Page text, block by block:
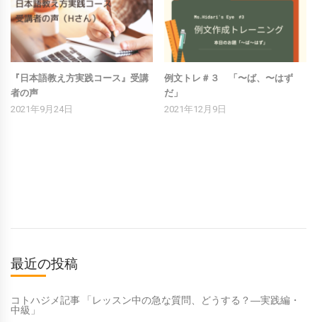
『日本語教え方実践コース』受講
者の声
2021年9月24日
例文トレ＃３ 「〜ば、〜はず
だ」
2021年12月9日
最近の投稿
コトハジメ記事 「レッスン中の急な質問、どうする？―実践編・
中級」